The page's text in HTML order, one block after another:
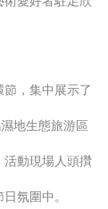
，集中展示了
地生態旅游區
活動現場人頭攢
氛圍中。